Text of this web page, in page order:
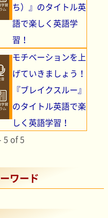
ち）』のタイトル英
語で楽しく英語学
習！
モチベーションを上
げていきましょう！
『ブレイクスルー』
のタイトル英語で楽
しく英語学習！
5 of 5
ワード